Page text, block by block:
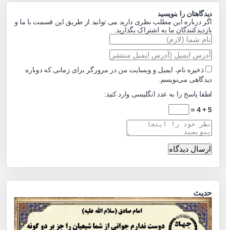
دیدگاهتان را بنویسید
اگر درباره این مطلب نظری دارید می توانید از طریق این قسمت با ما و
بازدیدکنندگان ما به اشتراک بگذارید.
ذخیره نام، ایمیل و وبسایت من در مرورگر برای زمانی که دوباره
دیدگاهی می‌نویسم.
لطفا پاسخ را به عدد انگلیسی وارد کنید:
5 + 4 =
حدیث